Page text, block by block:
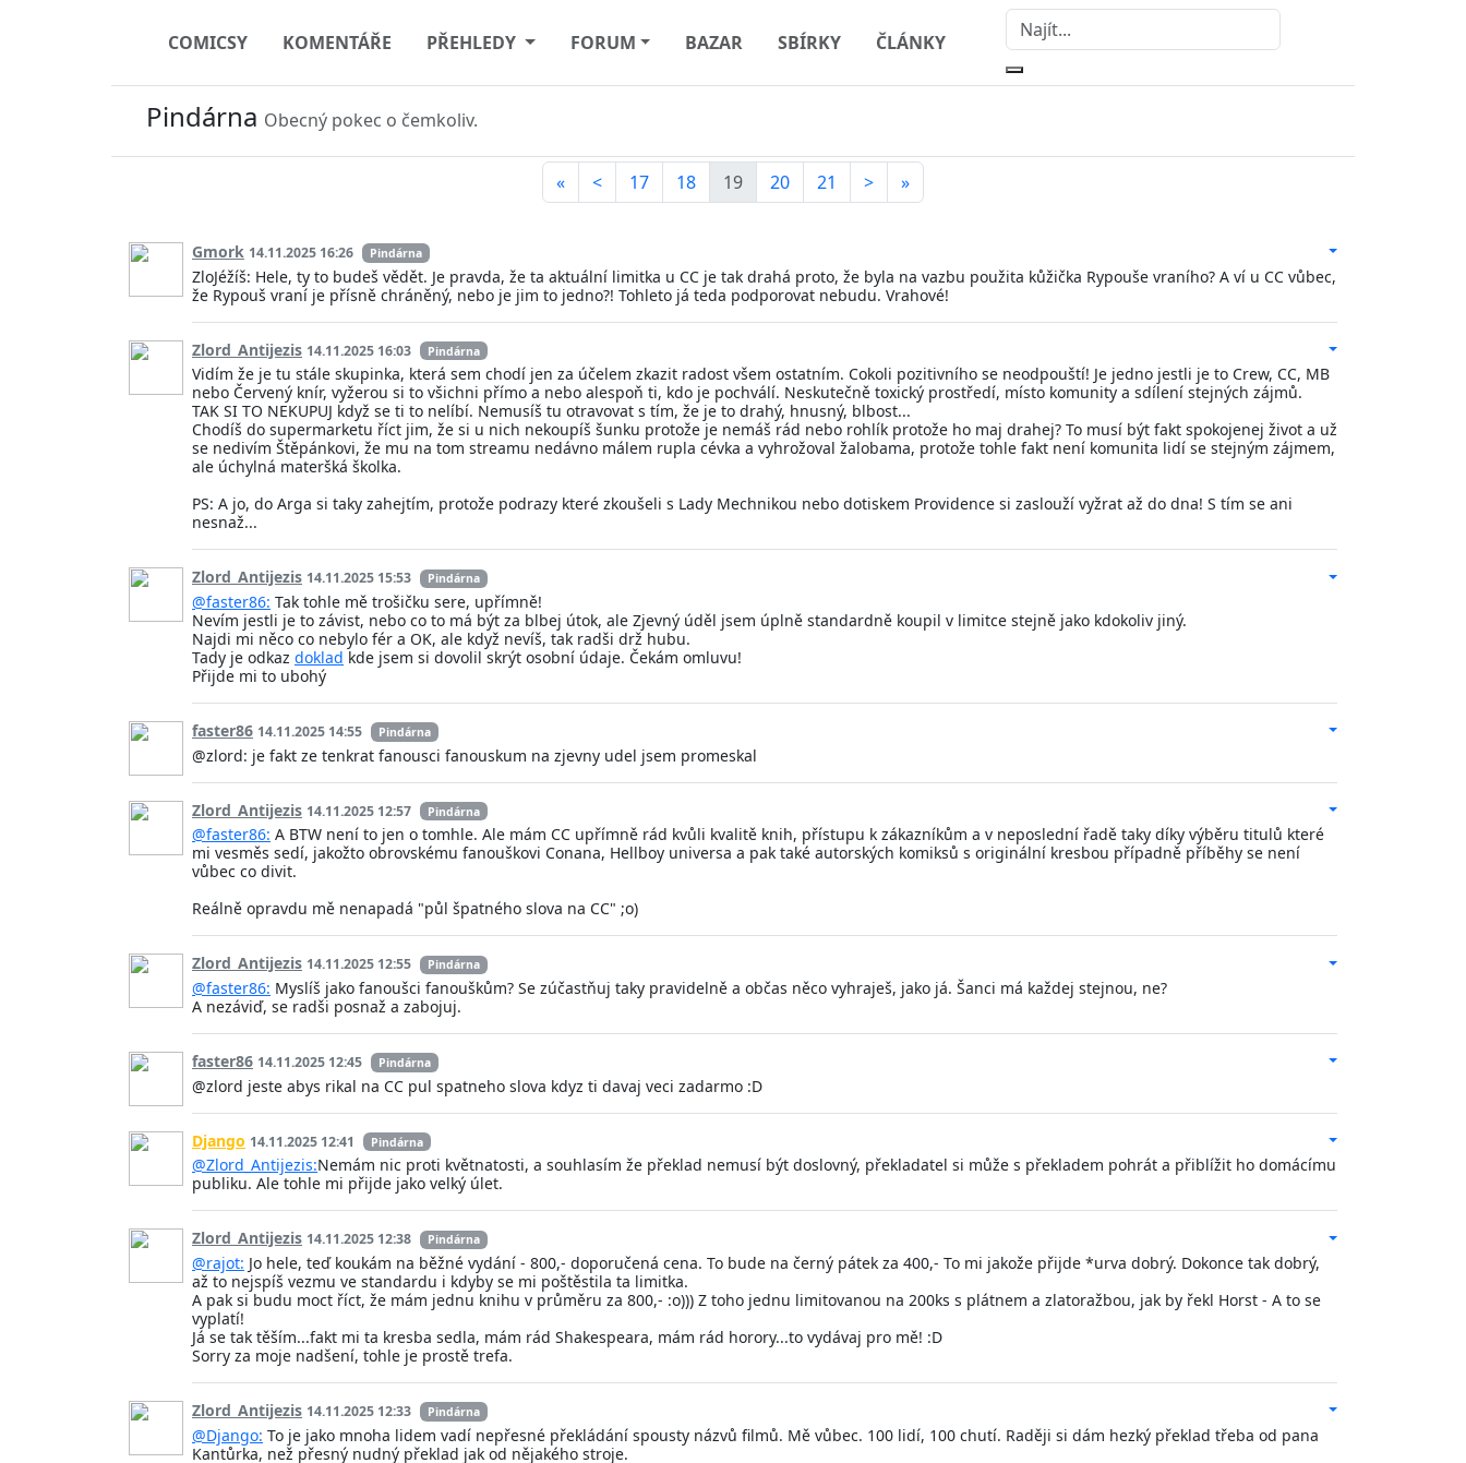
COMICSY KOMENTÁŘE PŘEHLEDY FORUM BAZAR SBÍRKY ČLÁNKY
Pindárna Obecný pokec o čemkoliv.
« < 17 18 19 20 21 > »
Gmork 14.11.2025 16:26 Pindárna
ZloJéžíš: Hele, ty to budeš vědět. Je pravda, že ta aktuální limitka u CC je tak drahá proto, že byla na vazbu použita kůžička Rypouše vraního? A ví u CC vůbec,
že Rypouš vraní je přísně chráněný, nebo je jim to jedno?! Tohleto já teda podporovat nebudu. Vrahové!
Zlord_Antijezis 14.11.2025 16:03 Pindárna
Vidím že je tu stále skupinka, která sem chodí jen za účelem zkazit radost všem ostatním. Cokoli pozitivního se neodpouští! Je jedno jestli je to Crew, CC, MB
nebo Červený knír, vyžerou si to všichni přímo a nebo alespoň ti, kdo je pochválí. Neskutečně toxický prostředí, místo komunity a sdílení stejných zájmů.
TAK SI TO NEKUPUJ když se ti to nelíbí. Nemusíš tu otravovat s tím, že je to drahý, hnusný, blbost...
Chodíš do supermarketu říct jim, že si u nich nekoupíš šunku protože je nemáš rád nebo rohlík protože ho maj drahej? To musí být fakt spokojenej život a už
se nedivím Štěpánkovi, že mu na tom streamu nedávno málem rupla cévka a vyhrožoval žalobama, protože tohle fakt není komunita lidí se stejným zájmem,
ale úchylná materšká školka.
PS: A jo, do Arga si taky zahejtím, protože podrazy které zkoušeli s Lady Mechnikou nebo dotiskem Providence si zaslouží vyžrat až do dna! S tím se ani
nesnaž...
Zlord_Antijezis 14.11.2025 15:53 Pindárna
@faster86: Tak tohle mě trošičku sere, upřímně!
Nevím jestli je to závist, nebo co to má být za blbej útok, ale Zjevný úděl jsem úplně standardně koupil v limitce stejně jako kdokoliv jiný.
Najdi mi něco co nebylo fér a OK, ale když nevíš, tak radši drž hubu.
Tady je odkaz doklad kde jsem si dovolil skrýt osobní údaje. Čekám omluvu!
Přijde mi to ubohý
faster86 14.11.2025 14:55 Pindárna
@zlord: je fakt ze tenkrat fanousci fanouskum na zjevny udel jsem promeskal
Zlord_Antijezis 14.11.2025 12:57 Pindárna
@faster86: A BTW není to jen o tomhle. Ale mám CC upřímně rád kvůli kvalitě knih, přístupu k zákazníkům a v neposlední řadě taky díky výběru titulů které
mi vesměs sedí, jakožto obrovskému fanouškovi Conana, Hellboy universa a pak také autorských komiksů s originální kresbou případně příběhy se není
vůbec co divit.
Reálně opravdu mě nenapadá "půl špatného slova na CC" ;o)
Zlord_Antijezis 14.11.2025 12:55 Pindárna
@faster86: Myslíš jako fanoušci fanouškům? Se zúčastňuj taky pravidelně a občas něco vyhraješ, jako já. Šanci má každej stejnou, ne?
A nezáviď, se radši posnaž a zabojuj.
faster86 14.11.2025 12:45 Pindárna
@zlord jeste abys rikal na CC pul spatneho slova kdyz ti davaj veci zadarmo :D
Django 14.11.2025 12:41 Pindárna
@Zlord_Antijezis:Nemám nic proti květnatosti, a souhlasím že překlad nemusí být doslovný, překladatel si může s překladem pohrát a přiblížit ho domácímu
publiku. Ale tohle mi přijde jako velký úlet.
Zlord_Antijezis 14.11.2025 12:38 Pindárna
@rajot: Jo hele, teď koukám na běžné vydání - 800,- doporučená cena. To bude na černý pátek za 400,- To mi jakože přijde *urva dobrý. Dokonce tak dobrý,
až to nejspíš vezmu ve standardu i kdyby se mi poštěstila ta limitka.
A pak si budu moct říct, že mám jednu knihu v průměru za 800,- :o))) Z toho jednu limitovanou na 200ks s plátnem a zlatoražbou, jak by řekl Horst - A to se
vyplatí!
Já se tak těším...fakt mi ta kresba sedla, mám rád Shakespeara, mám rád horory...to vydávaj pro mě! :D
Sorry za moje nadšení, tohle je prostě trefa.
Zlord_Antijezis 14.11.2025 12:33 Pindárna
@Django: To je jako mnoha lidem vadí nepřesné překládání spousty názvů filmů. Mě vůbec. 100 lidí, 100 chutí. Raději si dám hezký překlad třeba od pana
Kantůrka, než přesný nudný překlad jak od nějakého stroje.